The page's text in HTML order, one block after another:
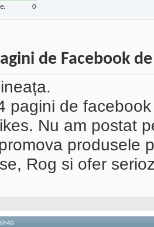
0
de Facebook
pagini de
Nu am postat
produsele
Rog si ofer